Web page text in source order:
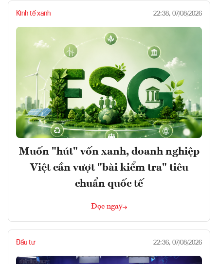
Kinh tế xanh 22:38, 07/08/2026
Muốn "hút" vốn xanh, doanh nghiệp
Việt cần vượt "bài kiểm tra" tiêu
chuẩn quốc tế
Đọc ngay
Đầu tư 22:36, 07/08/2026